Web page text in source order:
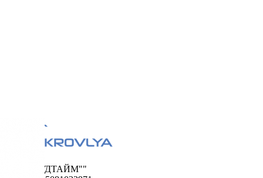
ООО "ФУДТАЙМ""